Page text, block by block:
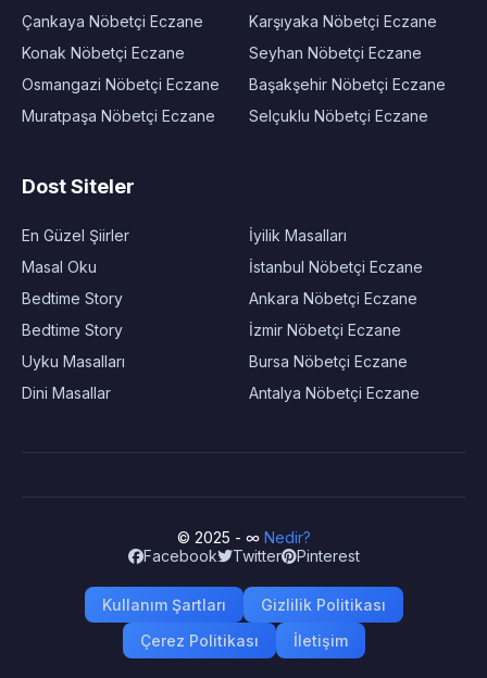
Çankaya Nöbetçi Eczane
Konak Nöbetçi Eczane
Osmangazi Nöbetçi Eczane
Muratpaşa Nöbetçi Eczane
Karşıyaka Nöbetçi Eczane
Seyhan Nöbetçi Eczane
Başakşehir Nöbetçi Eczane
Selçuklu Nöbetçi Eczane
Dost Siteler
En Güzel Şiirler
Masal Oku
Bedtime Story
Bedtime Story
Uyku Masalları
Dini Masallar
İyilik Masalları
İstanbul Nöbetçi Eczane
Ankara Nöbetçi Eczane
İzmir Nöbetçi Eczane
Bursa Nöbetçi Eczane
Antalya Nöbetçi Eczane
© 2025 - ∞ Nedir?
Facebook
Twitter Pinterest
Kullanım Şartları
Gizlilik Politikası
Çerez Politikası
İletişim